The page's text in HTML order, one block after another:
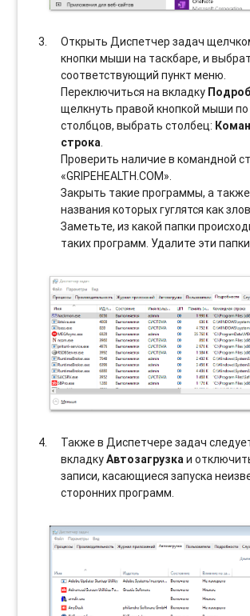
Открыть Диспетчер задач
кнопки мыши на таскбаре, и
соотвeтствующий пункт меню.
Переключиться на вкладку
щелкнуть правой кнопкой мыши по
столбцов, выбрать столбец:
строка.
Проверить наличие в командной
«GRIPEHEALTH.COM».
Закрыть такие программы, а также
названия которых гуглятся как
Заметьте, из какой папки
таких программ. Удалите эти
Также в Диспетчере задач
вкладкуАвтозагрузкаи
записи, касающиеся запуска
сторонних программ.